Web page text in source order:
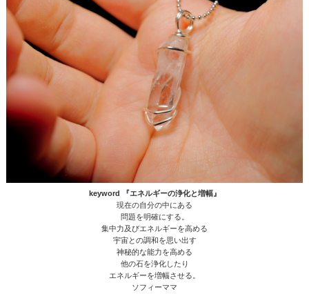
keyword 『エネルギーの浄化と増幅』
現在の自分の中にある
問題を明確にする。
集中力及びエネルギーを高める
宇宙との調和を思い出す
神秘的な能力を高める
他の石を浄化したり
エネルギーを増幅させる。
ソフィーママ